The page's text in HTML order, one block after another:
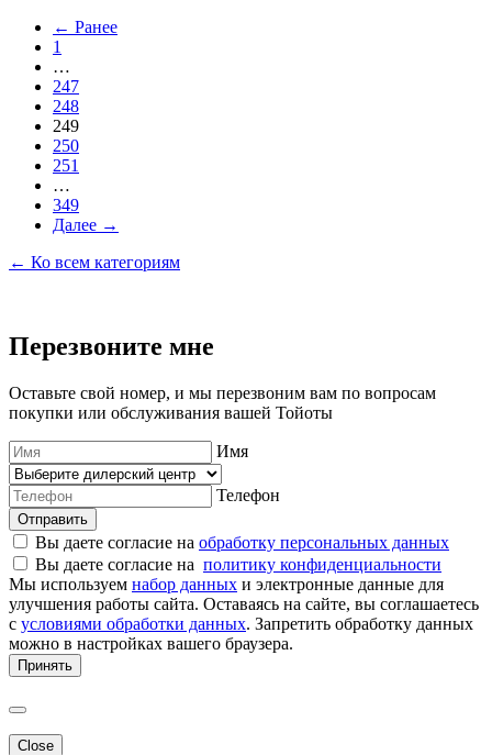
← Ранее
1
…
247
248
249
250
251
…
349
Далее →
← Ко всем категориям
Перезвоните мне
Оставьте свой номер, и мы перезвоним вам по вопросам
покупки или обслуживания вашей Тойоты
Имя
Телефон
Отправить
Вы даете согласие на обработку персональных данных
Вы даете согласие на политику конфиденциальности
Мы используем набор данных и электронные данные для
улучшения работы сайта. Оставаясь на сайте, вы соглашаетесь
с условиями обработки данных. Запретить обработку данных
можно в настройках вашего браузера.
Принять
Close